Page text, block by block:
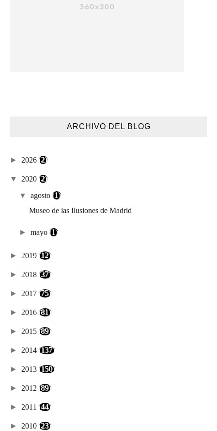
ARCHIVO DEL BLOG
► 2026 (2)
▼ 2020 (2)
▼agosto(1)
Museo de las Ilusiones de Madrid
►mayo(1)
► 2019 (12)
► 2018 (37)
► 2017 (75)
► 2016 (81)
► 2015 (89)
► 2014 (137)
► 2013 (150)
► 2012 (89)
► 2011 (44)
► 2010 (23)